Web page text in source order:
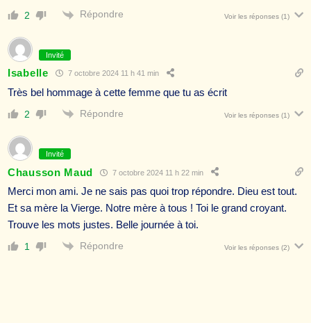
2 Répondre Voir les réponses (1)
Invité
Isabelle 7 octobre 2024 11 h 41 min
Très bel hommage à cette femme que tu as écrit
2 Répondre Voir les réponses (1)
Invité
Chausson Maud 7 octobre 2024 11 h 22 min
Merci mon ami. Je ne sais pas quoi trop répondre. Dieu est tout.
Et sa mère la Vierge. Notre mère à tous ! Toi le grand croyant.
Trouve les mots justes. Belle journée à toi.
1 Répondre Voir les réponses (2)